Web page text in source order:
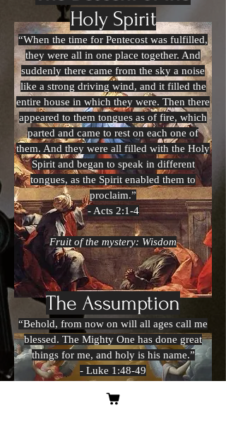
Holy Spirit
“When the time for Pentecost was fulfilled,
they were all in one place together. And
suddenly there came from the sky a noise
like a strong driving wind, and it filled the
entire house in which they were. Then there
appeared to them tongues as of fire, which
parted and came to rest on each one of
them. And they were all filled with the Holy
Spirit and began to speak in different
tongues, as the Spirit enabled them to
proclaim.”
- Acts 2:1-4
Fruit of the mystery: Wisdom
The Assumption
“Behold, from now on will all ages call me
blessed. The Mighty One has done great
things for me, and holy is his name.”
- Luke 1:48-49
Fruit of the mystery: Devotion to Mary